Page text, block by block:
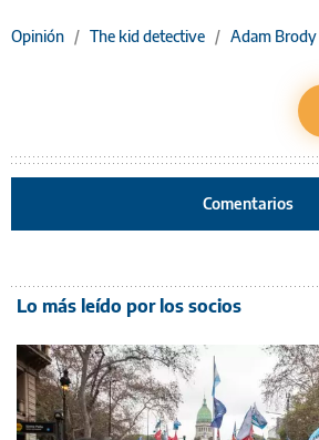
Opinión / The kid detective / Adam Brody
Comentarios
Lo más leído por los socios